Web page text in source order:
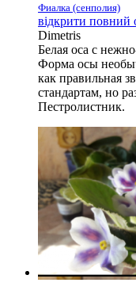
Фиалка (сенполия)
відкрити повний
Dimetris
Белая оса с
Форма осы
как правильная
стандартам, но
Пестролистник.